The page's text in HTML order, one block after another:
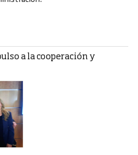
a la cooperación y